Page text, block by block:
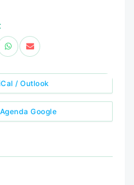
Google
/ Outlook